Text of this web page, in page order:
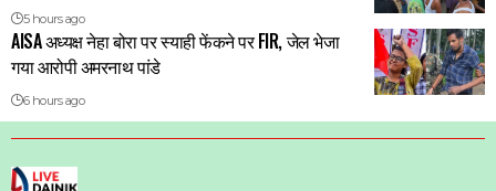
5 hours ago
AISA अध्यक्ष नेहा बोरा पर स्याही फेंकने पर FIR, जेल भेजा
गया आरोपी अमरनाथ पांडे
6 hours ago